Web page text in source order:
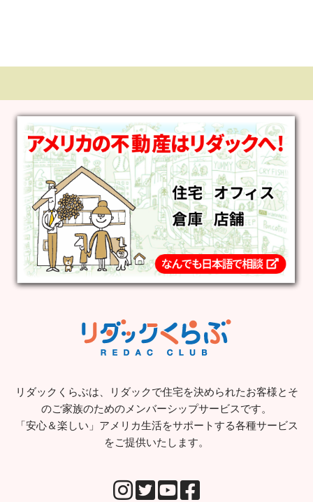
リダックくらぶは、リダックで住宅を決められたお客様とそ
のご家族のためのメンバーシップサービスです。
「安心＆楽しい」アメリカ生活をサポートする各種サービス
をご提供いたします。